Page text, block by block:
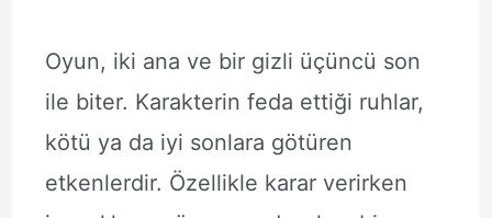
Oyun, iki ana ve bir gizli üçüncü son
ile biter. Karakterin feda ettiği ruhlar,
kötü ya da iyi sonlara götüren
etkenlerdir. Özellikle karar verirken